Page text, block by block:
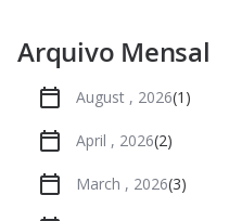
Arquivo Mensal
August , 2026(1)
April , 2026(2)
March , 2026(3)